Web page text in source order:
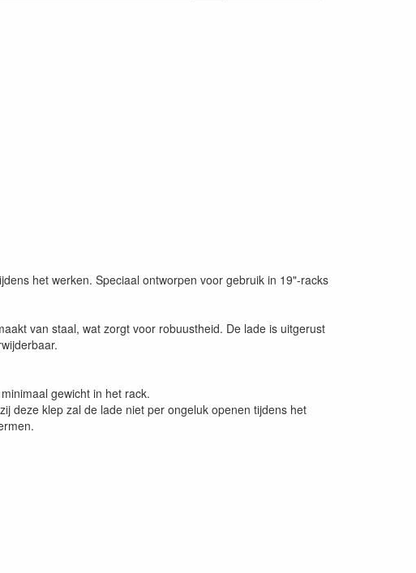
het werken. Speciaal ontworpen voor gebruik in 19"-racks
van staal, wat zorgt voor robuustheid. De lade is uitgerust
gewicht in het rack.
deze klep zal de lade niet per ongeluk openen tijdens het